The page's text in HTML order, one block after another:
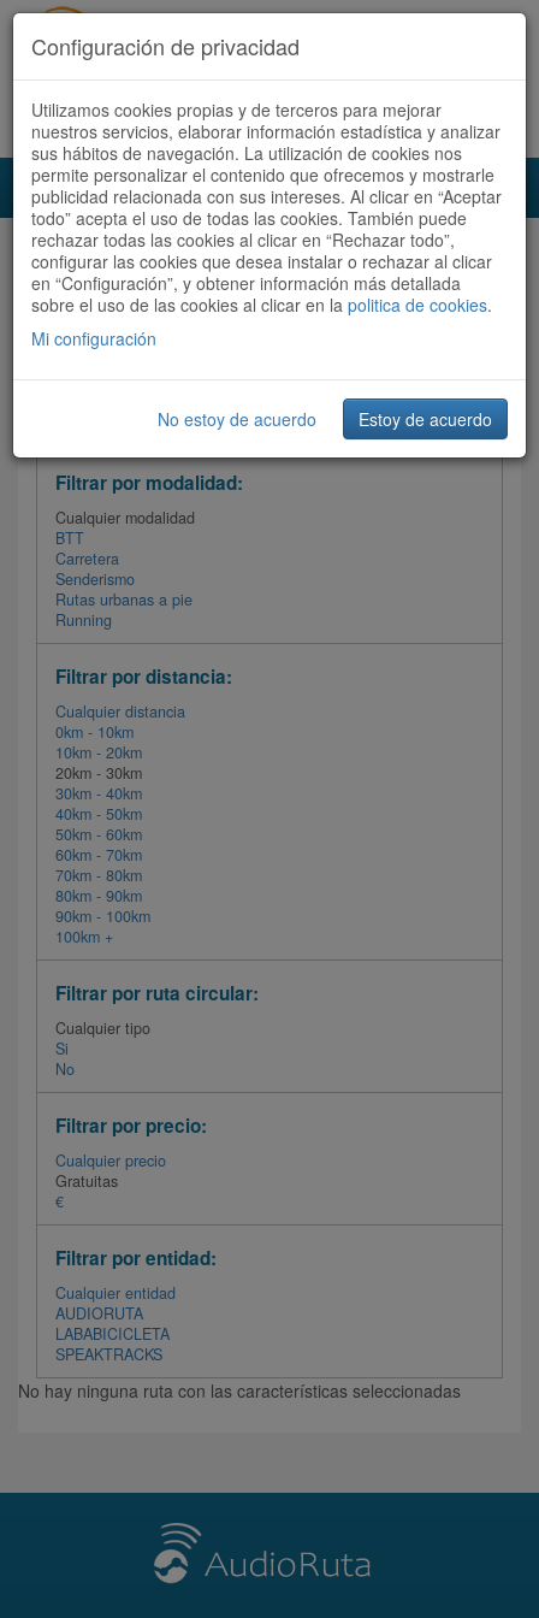
Acceder Registrate ahora Español | Català
Audioruta Todas las rutas
Todas las rutas Ordenar por:Más recientes
Filtrar las rutas
Filtrar por modalidad:
Cualquier modalidad
BTT
Carretera
Senderismo
Rutas urbanas a pie
Running
Filtrar por distancia:
Cualquier distancia
0km - 10km
10km - 20km
20km - 30km
30km - 40km
40km - 50km
50km - 60km
60km - 70km
70km - 80km
80km - 90km
90km - 100km
100km +
Filtrar por ruta circular:
Cualquier tipo
Si
No
Filtrar por precio:
Cualquier precio
Gratuitas
€
Filtrar por entidad:
Cualquier entidad
AUDIORUTA
LABABICICLETA
SPEAKTRACKS
No hay ninguna ruta con las características seleccionadas
Configuración de privacidad
Utilizamos cookies propias y de terceros para mejorar
nuestros servicios, elaborar información estadística y analizar
sus hábitos de navegación. La utilización de cookies nos
permite personalizar el contenido que ofrecemos y mostrarle
publicidad relacionada con sus intereses. Al clicar en “Aceptar
todo” acepta el uso de todas las cookies. También puede
rechazar todas las cookies al clicar en “Rechazar todo”,
configurar las cookies que desea instalar o rechazar al clicar
en “Configuración”, y obtener información más detallada
sobre el uso de las cookies al clicar en la politica de cookies.
Mi configuración
No estoy de acuerdo Estoy de acuerdo